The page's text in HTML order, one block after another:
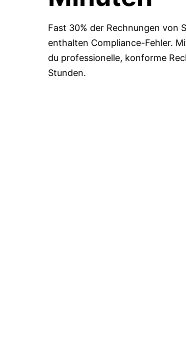
Fast 30% der Rechnungen von
enthalten Compliance-Fehler.
du professionelle, konforme
Stunden.